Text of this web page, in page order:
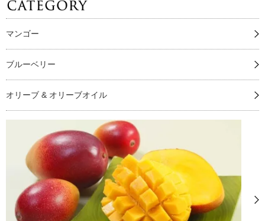
マンゴー
ブルーベリー
オリーブ & オリーブオイル